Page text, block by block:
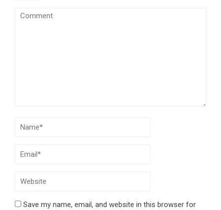
Save my name, email, and website in this browser for